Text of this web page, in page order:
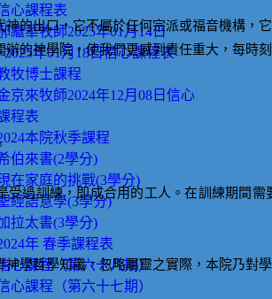
心課程表
繼華牧師2025年01月14日
年01月18日信心課程表
牧博士課程
京來牧師2024年12月08日信心
程表
本院秋季課程
伯來書(2學分)
在家庭的挑戰(3學分)
經語意學(3學分)
拉太書(3學分)
年 春季課程表
心課程（第六十八期）
心課程（第六十七期）
的出口，它不屬於任何宗派或福音機構，
辦的神學院，使我們更感到責任重大，每時
受過訓練，即成合用的工人。在訓練期間
學哲學知識，忽略屬靈之實際，本院乃對